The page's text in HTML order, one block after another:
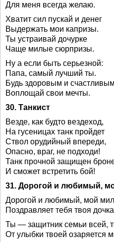
Для меня всегда желаю.
Хватит сил пускай и денег
Выдержать мои капризы.
Ты устраивай дочурке
Чаще милые сюрпризы.
Ну а если быть серьезной:
Папа, самый лучший ты.
Будь здоровым и
Воплощай свои мечты.
30. Танкист
Везде, как будто вездеход,
На гусеницах танк пройдет
Ствол орудийный впереди,
Опасно, враг, не подходи!
Танк прочной защищен
И сможет встретить бой!
31. Дорогой и любимый,
Дорогой и любимый, мой
Поздравляет тебя твоя
Ты — защитник семьи всей,
От улыбки твоей озаряется